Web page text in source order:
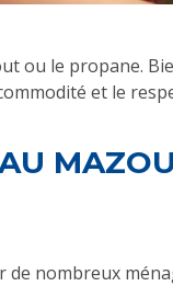
ou le propane.
et le
nombreux